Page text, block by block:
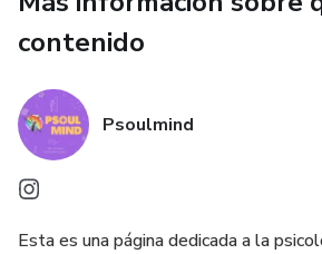
contenido
Psoulmind
Esta es una página dedicada a la